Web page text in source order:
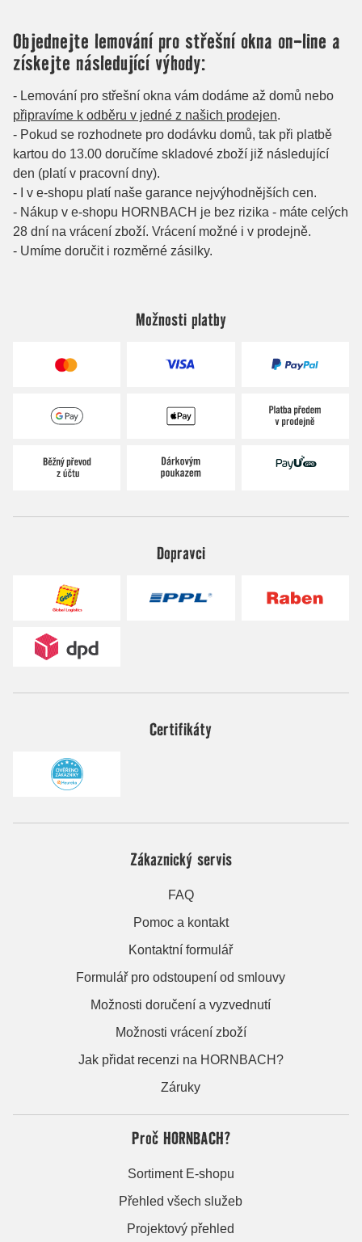
Možnosti platby
Dopravci
Certifikáty
Zákaznický servis
FAQ
Pomoc a kontakt
Kontaktní formulář
Formulář pro odstoupení od smlouvy
Možnosti doručení a vyzvednutí
Možnosti vrácení zboží
Jak přidat recenzi na HORNBACH?
Záruky
Proč HORNBACH?
Sortiment E-shopu
Přehled všech služeb
Projektový přehled